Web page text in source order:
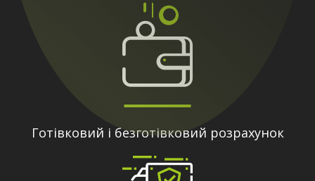
Готівковий і безготівковий розрахунок